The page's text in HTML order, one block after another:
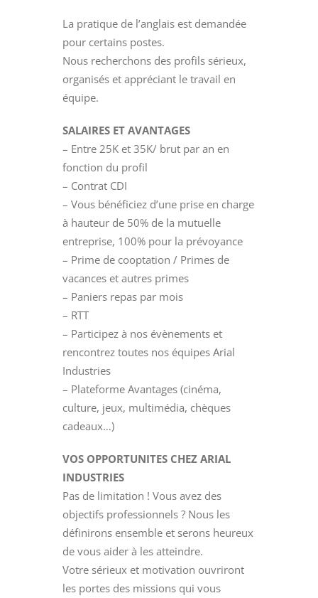
La pratique de l’anglais est demandée
pour certains postes.
Nous recherchons des profils sérieux,
organisés et appréciant le travail en
équipe.
SALAIRES ET AVANTAGES
– Entre 25K et 35K/ brut par an en
fonction du profil
– Contrat CDI
– Vous bénéficiez d’une prise en charge
à hauteur de 50% de la mutuelle
entreprise, 100% pour la prévoyance
– Prime de cooptation / Primes de
vacances et autres primes
– Paniers repas par mois
– RTT
– Participez à nos évènements et
rencontrez toutes nos équipes Arial
Industries
– Plateforme Avantages (cinéma,
culture, jeux, multimédia, chèques
cadeaux…)
VOS OPPORTUNITES CHEZ ARIAL
INDUSTRIES
Pas de limitation ! Vous avez des
objectifs professionnels ? Nous les
définirons ensemble et serons heureux
de vous aider à les atteindre.
Votre sérieux et motivation ouvriront
les portes des missions qui vous